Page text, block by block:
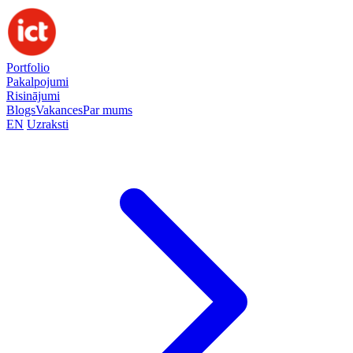
Portfolio
Pakalpojumi
Risinājumi
BlogsVakancesPar mums
EN Uzraksti